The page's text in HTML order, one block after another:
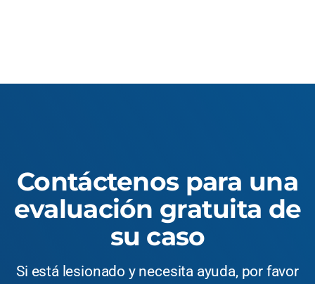
Contáctenos para una
evaluación gratuita de
su caso
Si está lesionado y necesita ayuda, por favor